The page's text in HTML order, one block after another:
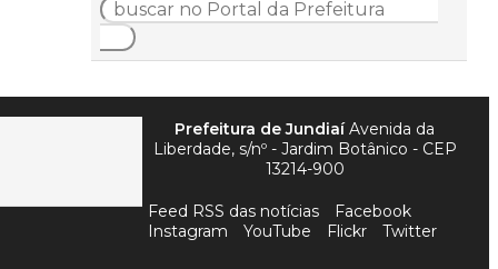
Prefeitura de JundiaíAvenida da
Liberdade, s/nº - Jardim Botânico - CEP
13214-900
Feed RSS das notícias
Facebook
Instagram
YouTube Flickr Twitter